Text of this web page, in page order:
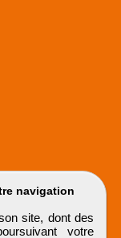
navigation
site, dont des
votre